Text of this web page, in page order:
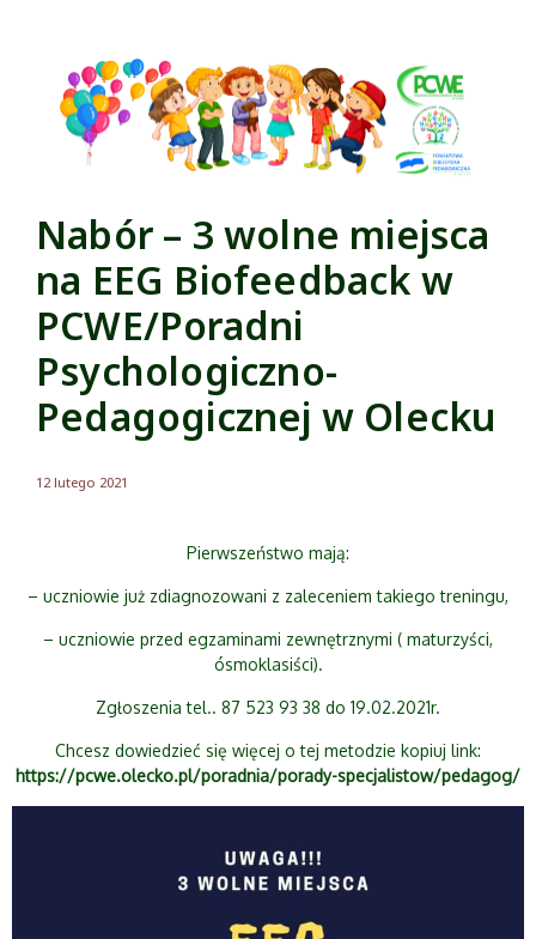
Nabór – 3 wolne miejsca
na EEG Biofeedback w
PCWE/Poradni
Psychologiczno-
Pedagogicznej w Olecku
12 lutego 2021
Pierwszeństwo mają:
– uczniowie już zdiagnozowani z zaleceniem takiego treningu,
– uczniowie przed egzaminami zewnętrznymi ( maturzyści,
ósmoklasiści).
Zgłoszenia tel.. 87 523 93 38 do 19.02.2021r.
Chcesz dowiedzieć się więcej o tej metodzie kopiuj link:
https://pcwe.olecko.pl/poradnia/porady-specjalistow/pedagog/